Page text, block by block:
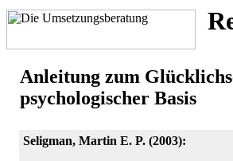
Anleitung zum
psychologischer Basis
Seligman, Martin E. P. (2003):